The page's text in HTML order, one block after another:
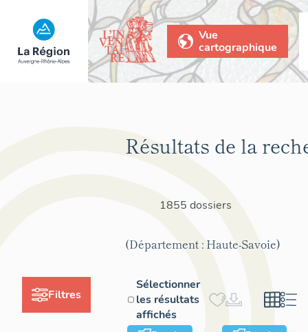
Vue
cartographique
Filtres
Résultats de la
1855 dossiers
(Département : Haute-Savoie)
Sélectionner
les résultats
affichés